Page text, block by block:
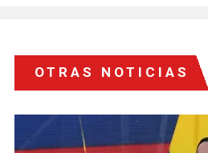
OTRAS NOTICIAS